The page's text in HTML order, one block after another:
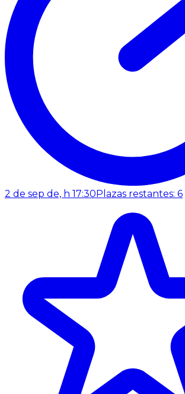
2 de sep de, h 17:30Plazas restantes: 6